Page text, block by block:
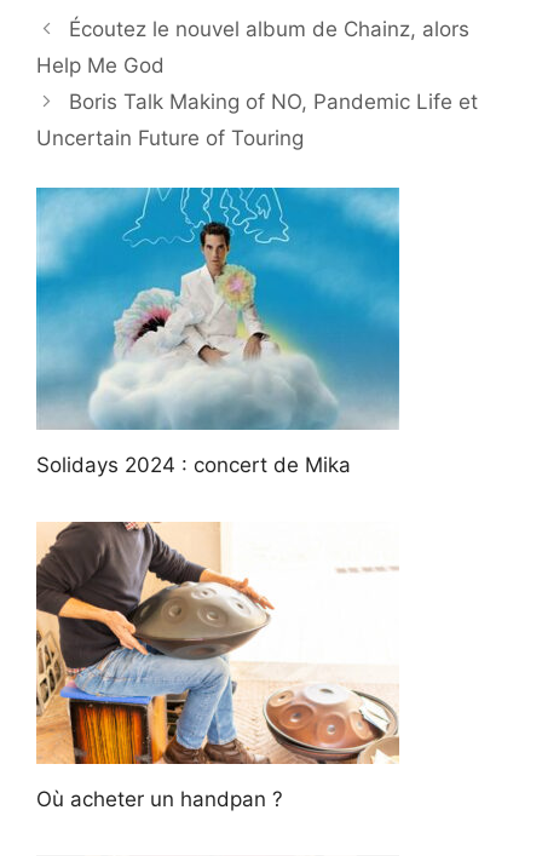
Écoutez le nouvel album de Chainz, alors
Help Me God
Boris Talk Making of NO, Pandemic Life et
Uncertain Future of Touring
Solidays 2024 : concert de Mika
Où acheter un handpan ?